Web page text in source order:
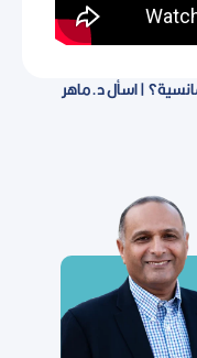
| اسأل د.ماهر